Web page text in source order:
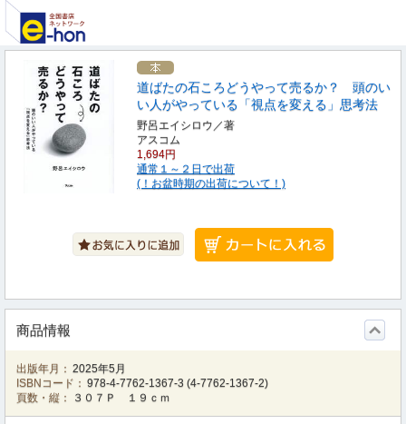
道ばたの石ころどうやって売るか？ 頭のい
い人がやっている「視点を変える」思考法
野呂エイシロウ／著
アスコム
1,694円
通常１～２日で出荷
(！お盆時期の出荷について！)
商品情報
出版年月： 2025年5月
ISBNコード： 978-4-7762-1367-3 (4-7762-1367-2)
頁数・縦：
３０７Ｐ １９ｃｍ